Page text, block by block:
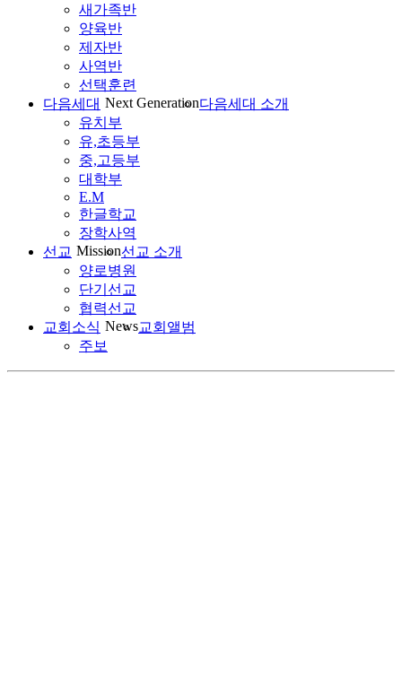
새가족반
양육반
제자반
사역반
선택훈련
다음세대 Next Generation다음세대 소개
유치부
유,초등부
중,고등부
대학부
E.M
한글학교
장학사역
선교 Mission선교 소개
양로병원
단기선교
협력선교
교회소식 News교회앨범
주보